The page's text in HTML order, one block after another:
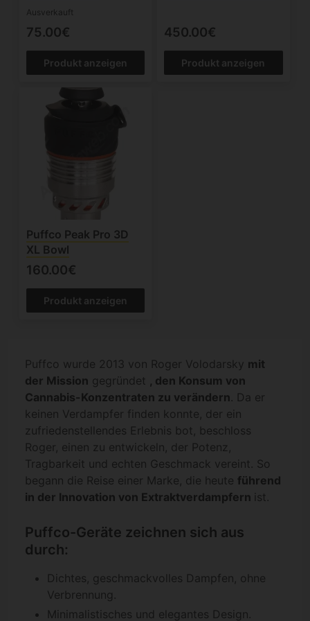
Ausverkauft
75.00€
Produkt anzeigen
450.00€
Produkt anzeigen
Puffco Peak Pro 3D
XL Bowl
160.00€
Produkt anzeigen
Puffco wurde 2013 von Roger Volodarsky mit
der Mission gegründet , den Konsum von
Cannabis-Konzentraten zu verändern. Da er
keinen Verdampfer finden konnte, der ein
zufriedenstellendes Erlebnis bot, beschloss
Roger, einen zu entwickeln, der Potenz,
Tragbarkeit und echten Geschmack vereint. So
begann die Reise einer Marke, die heute führend
in der Innovation von Extraktverdampfern ist.
Puffco-Geräte zeichnen sich aus
durch:
Dichtes, geschmackvolles Dampfen, ohne
Verbrennung.
Minimalistisches und elegantes Design.